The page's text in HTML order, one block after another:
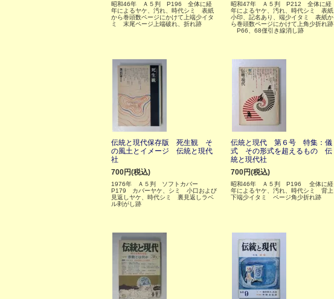
昭和46年 Ａ５判 P196 全体に経
年によるヤケ、汚れ、時代シミ 表紙
から巻頭数ページにかけて上端少イタ
ミ 末尾ページ上端破れ、折れ跡
昭和47年 Ａ５判 P212 全体に経
年によるヤケ、汚れ、時代シミ 表紙
小印、記名あり、端少イタミ 表紙か
ら巻頭数ページにかけて上角少折れ跡
P66、68僅引き線消し跡
伝統と現代保存版 死生観 そ
の風土とイメージ 伝統と現代
社
700円(税込)
1976年 Ａ５判 ソフトカバー
P179 カバーヤケ、シミ 小口および
見返しヤケ、時代シミ 裏見返しラベ
ル剥がし跡
伝統と現代 第６号 特集：儀
式 その形式を超えるもの 伝
統と現代社
700円(税込)
昭和46年 Ａ５判 P196 全体に経
年によるヤケ、汚れ、時代シミ 背上
下端少イタミ ページ角少折れ跡